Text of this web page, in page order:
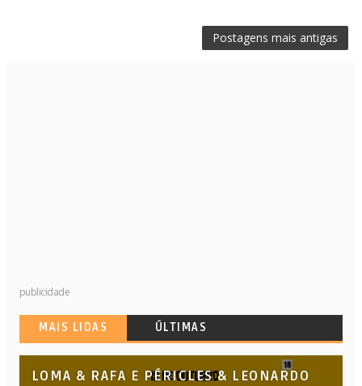
Postagens mais antigas
publicidade
MAIS LIDAS ÚLTIMAS
LOMA & RAFA E PÉRICLES & LEONARDO